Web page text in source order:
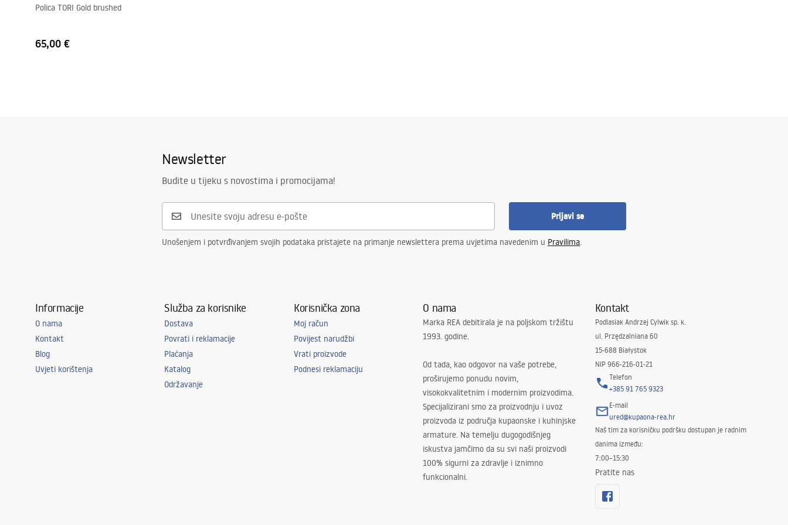
Polica TORI Gold brushed
65,00 €
Newsletter
Budite u tijeku s novostima i promocijama!
Prijavi se
Unošenjem i potvrđivanjem svojih podataka pristajete na primanje newslettera prema uvjetima navedenim u Pravilima.
Informacije
O nama
Kontakt
Blog
Uvjeti korištenja
Služba za korisnike
Dostava
Povrati i reklamacije
Plaćanja
Katalog
Održavanje
Korisnička zona
Moj račun
Povijest narudžbi
Vrati proizvode
Podnesi reklamaciju
O nama
Marka REA debitirala je na poljskom tržištu
1993. godine.
Od tada, kao odgovor na vaše potrebe,
proširujemo ponudu novim,
visokokvalitetnim i modernim proizvodima.
Specijalizirani smo za proizvodnju i uvoz
proizvoda iz područja kupaonske i kuhinjske
armature. Na temelju dugogodišnjeg
iskustva jamčimo da su svi naši proizvodi
100% sigurni za zdravlje i iznimno
funkcionalni.
Kontakt
Podlasiak Andrzej Cylwik sp. k.
ul. Przędzalniana 60
15-688 Białystok
NIP 966-216-01-21
Telefon
+385 91 765 9323
E-mail
ured@kupaona-rea.hr
Naš tim za korisničku podršku dostupan je radnim
danima između:
7:00–15:30
Pratite nas